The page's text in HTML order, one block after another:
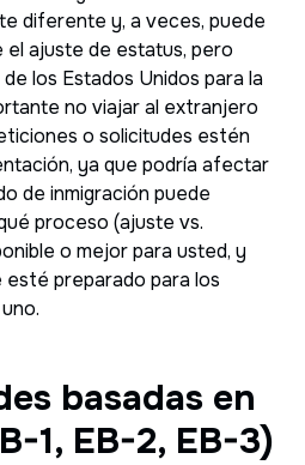
diferente y, a veces, puede
el ajuste de estatus, pero
los Estados Unidos para la
no viajar al extranjero
o solicitudes estén
ya que podría afectar
de inmigración puede
proceso (ajuste vs.
o mejor para usted, y
preparado para los
basadas en
1, EB-2, EB-3)